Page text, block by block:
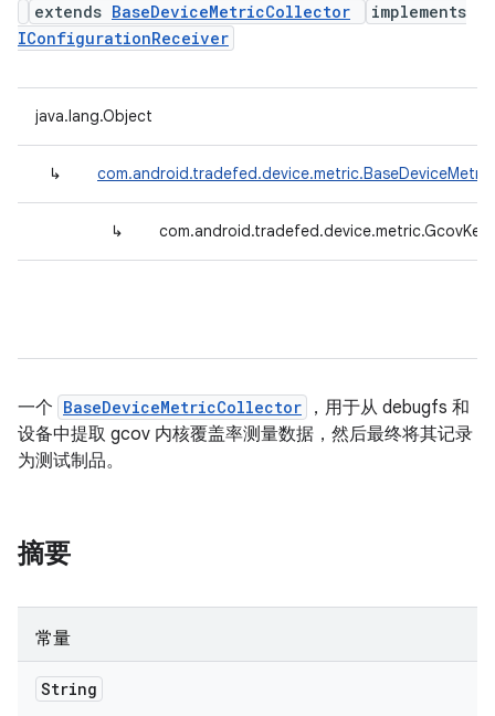
extends BaseDeviceMetricCollector
implements
IConfigurationReceiver
java.lang.Object
↳
↳
一个 BaseDeviceMetricCollector
，用于从 debugfs 和
设备中提取 gcov 内核覆盖率测量数据，然后最终将其记录
为测试制品。
摘要
常量
String